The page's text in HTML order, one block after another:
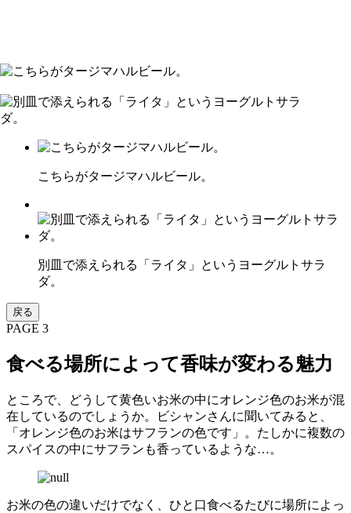
こちらがタージマハルビール。
別皿で添えられる「ライタ」というヨーグルトサラ
ダ。
戻る
PAGE 3
食べる場所によって香味が変わる魅力
ところで、どうして黄色いお米の中にオレンジ色のお米が混
在しているのでしょうか。ビシャンさんに聞いてみると、
「オレンジ色のお米はサフランの色です」。たしかに複数の
スパイスの中にサフランも香っているような…。
お米の色の違いだけでなく、ひと口食べるたびに場所によっ